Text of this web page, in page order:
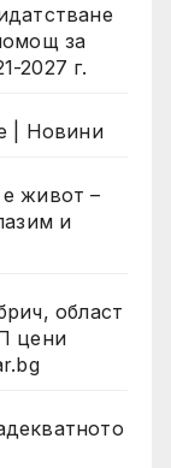
за
2027 г.
| Новини
живот –
и
област
цени